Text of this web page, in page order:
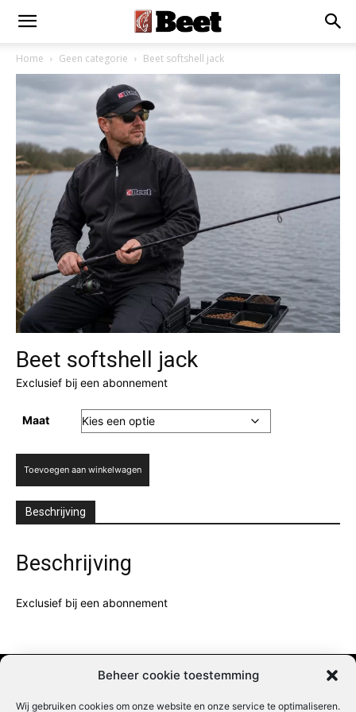
Beheer cookie toestemming
Wij gebruiken cookies om onze website en onze service te optimaliseren.
Home Geen categorie Beet softshell jack
Beet softshell jack
Exclusief bij een abonnement
Maat
softshell
aantal
Toevoegen aan winkelwagen
Beschrijving
Beschrijving
Exclusief bij een abonnement